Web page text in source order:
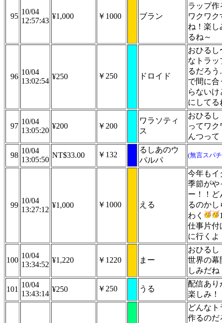
95
10/04
12:57:43
¥1,000 ￥1000 ブラン
ラップ作
ワクワク
ね！楽し
るね～
96
10/04
13:02:54
¥250 ￥250 ドロイド
おひるし
なトラッ
るだろ
で間に合
らないけ
にしてる
97
10/04
13:05:20
¥200 ￥200
ワラソティ
ス
おひるし
ってワク
んつって
98
10/04
13:05:50
NT$33.00 ￥132
るしあのウ
パルパ
(無言スパ
99
10/04
13:27:12
¥1,000 ￥1000 える
今年もイ
季節がや
ー！！ど
るのかし
わく
仕事片付
に行くよ
100
10/04
13:34:52
¥1,220 ￥1220 まー
おひるし
世界の
しみだね
101
10/04
13:43:14
¥250 ￥250 うる
配信あり
楽しみ！
どんなト
作るの